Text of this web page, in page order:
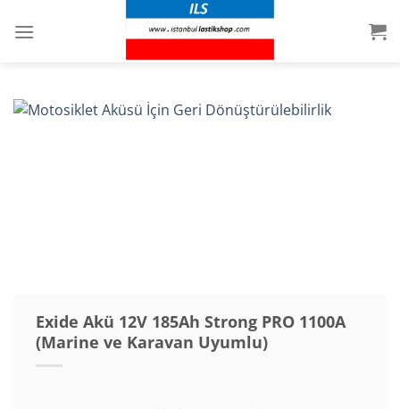
atla
Exide Akü 12V 185Ah Strong PRO 1100A
(Marine ve Karavan Uyumlu)